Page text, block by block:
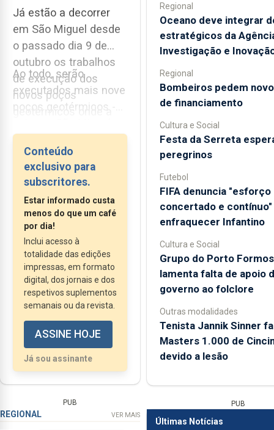
Já estão a decorrer
em São Miguel desde
o passado dia 9 de
outubro os trabalhos
de execução dos
novos poços
investir nos próximos
cinco anos cerca de
75 milhões de euros.
Ao todo, serão
executados mais nove
poços geotérmicos -
três na Terceira -
estando neste
momento uma equipa
internacional de cerca
de 40...
Conteúdo
exclusivo para
subscritores.
Estar informado custa
menos do que um café
por dia!
Inclui acesso à
totalidade das edições
impressas, em formato
digital, dos jornais e dos
respetivos suplementos
semanais ou da revista.
ASSINE HOJE
Já sou assinante
PUB
REGIONAL VER MAIS
Regional
Oceano deve integrar
estratégicos da
Investigação e
Regional
Bombeiros pedem
de financiamento
Cultura e Social
Festa da Serreta
peregrinos
Futebol
FIFA denuncia "esforço
concertado e contínuo"
enfraquecer Infantino
Cultura e Social
Grupo do Porto
lamenta falta de apoio
governo ao folclore
Outras modalidades
Tenista Jannik Sinner
Masters 1.000 de
devido a lesão
PUB
Últimas Notícias